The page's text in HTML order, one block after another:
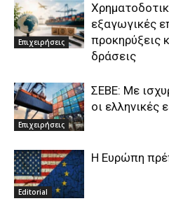
Επιχειρήσεις
εξαγωγικές
προκηρύξεις
δράσεις
Επιχειρήσεις
ΣΕΒΕ: Με
οι ελληνικές
Editorial
Η Ευρώπη